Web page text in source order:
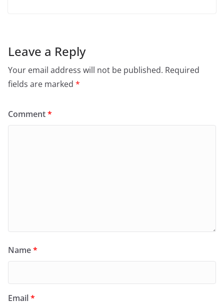
Leave a Reply
Your email address will not be published. Required
fields are marked *
Comment*
Name*
Email*